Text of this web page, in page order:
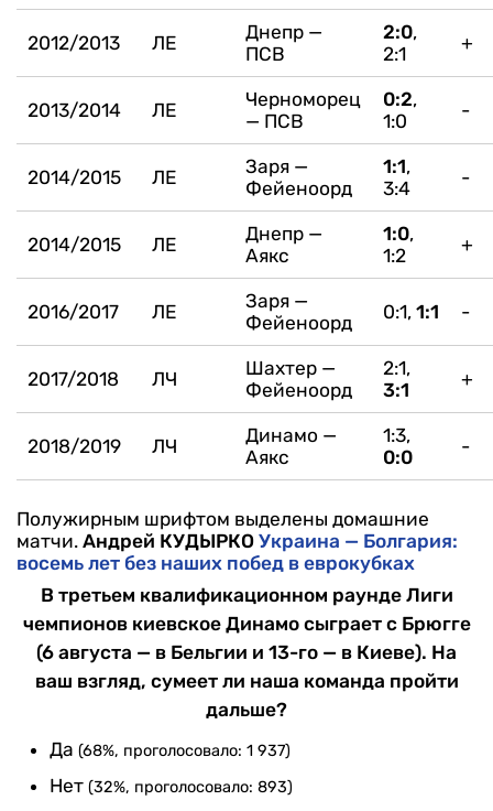
2012/2013 ЛЕ
Днепр —
ПСВ
2:0,
2:1
+
2013/2014 ЛЕ
Черноморец
— ПСВ
0:2,
1:0
-
2014/2015 ЛЕ
Заря —
Фейеноорд
1:1,
3:4
-
2014/2015 ЛЕ
Днепр —
Аякс
1:0,
1:2
+
2016/2017 ЛЕ
Заря —
Фейеноорд
0:1, 1:1 -
2017/2018 ЛЧ
Шахтер —
Фейеноорд
2:1,
3:1
+
2018/2019 ЛЧ
Динамо —
Аякс
1:3,
0:0
-
Полужирным шрифтом выделены домашние
матчи. Андрей КУДЫРКО Украина — Болгария:
восемь лет без наших побед в еврокубках
В третьем квалификационном раунде Лиги
чемпионов киевское Динамо сыграет с Брюгге
(6 августа — в Бельгии и 13-го — в Киеве). На
ваш взгляд, сумеет ли наша команда пройти
дальше?
Да (68%, проголосовало: 1 937)
Нет (32%, проголосовало: 893)